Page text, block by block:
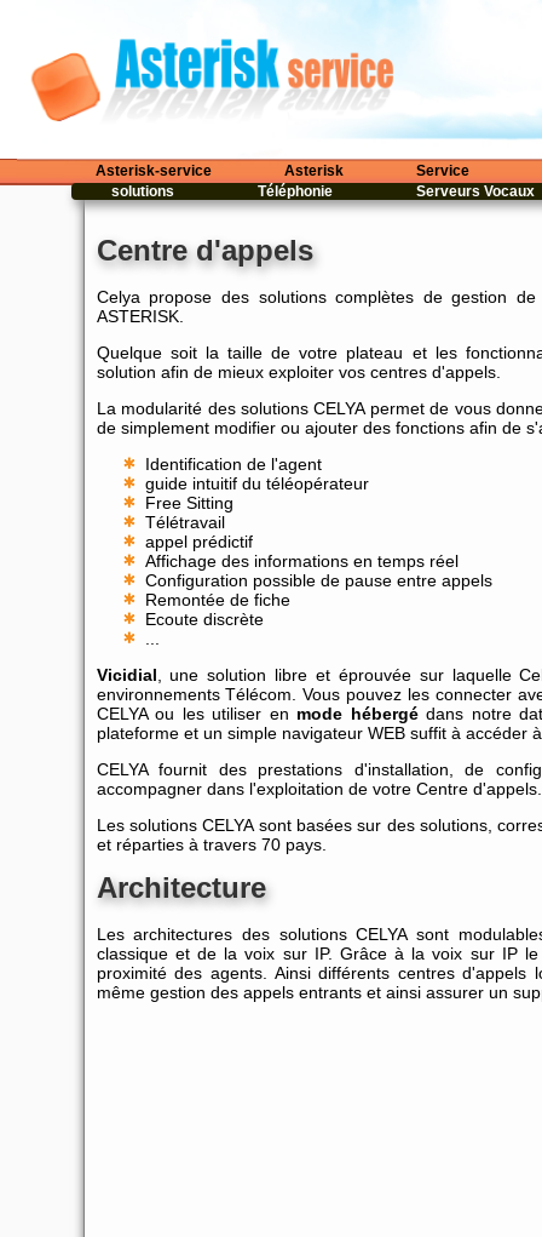
Asterisk-service Asterisk
Service
solutions
Téléphonie Serveurs Vocaux
Centre d'appels
Celya propose des solutions complètes de gestion
ASTERISK.
Quelque soit la taille de votre plateau et les
solution afin de mieux exploiter vos centres d'appels.
La modularité des solutions CELYA permet de vous
de simplement modifier ou ajouter des fonctions afin de
Identification de l'agent
guide intuitif du téléopérateur
Free Sitting
Télétravail
appel prédictif
Affichage des informations en temps réel
Configuration possible de pause entre appels
Remontée de fiche
Ecoute discrète
Vicidial , une solution libre et éprouvée sur laquelle
environnements Télécom. Vous pouvez les connecter
CELYA ou les utiliser en mode hébergédans notre
plateforme et un simple navigateur WEB suffit à accéder
CELYA fournit des prestations d'installation, de
accompagner dans l'exploitation de votre Centre d'appels.
Les solutions CELYA sont basées sur des solutions,
et réparties à travers 70 pays.
Architecture
Les architectures des solutions CELYA sont
classique et de la voix sur IP. Grâce à la voix sur IP
proximité des agents. Ainsi différents centres
même gestion des appels entrants et ainsi assurer un